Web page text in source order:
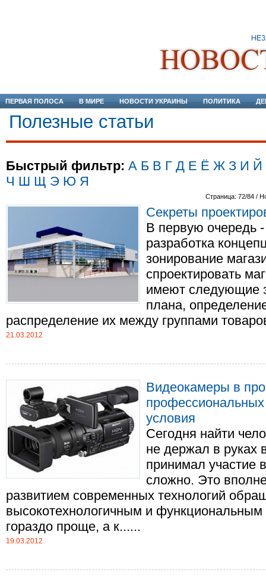
ПЕРВАЯ ПОЛОСА В МИРЕ НОВОСТИ УКРАИНЫ ПОЛИТИКА
Полезные статьи
Быстрый фильтр: А Б В Г Д Е Ё Ж З И Й
Ч Ш Щ Э Ю Я
Страница: 72/84 /
Секреты
В первую очередь
разработка
зонирование
спроектировать
имеют следующие
плана,
распределение их между группами
21.03.2012
Видеокамеры в
условия
Сегодня найти
не держал в руках
принимал участие
сложно. Это
развитием современных технологий
высокотехнологичным и
гораздо проще, а к......
19.03.2012